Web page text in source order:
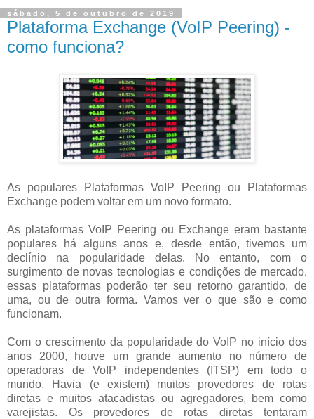
sábado, 5 de outubro de 2019
Plataforma Exchange (VoIP Peering) -
como funciona?
As populares Plataformas VoIP Peering ou Plataformas
Exchange podem voltar em um novo formato.
As plataformas VoIP Peering ou Exchange eram bastante
populares há alguns anos e, desde então, tivemos um
declínio na popularidade delas. No entanto, com o
surgimento de novas tecnologias e condições de mercado,
essas plataformas poderão ter seu retorno garantido, de
uma, ou de outra forma. Vamos ver o que são e como
funcionam.
Com o crescimento da popularidade do VoIP no início dos
anos 2000, houve um grande aumento no número de
operadoras de VoIP independentes (ITSP) em todo o
mundo. Havia (e existem) muitos provedores de rotas
diretas e muitos atacadistas ou agregadores, bem como
varejistas. Os provedores de rotas diretas tentaram